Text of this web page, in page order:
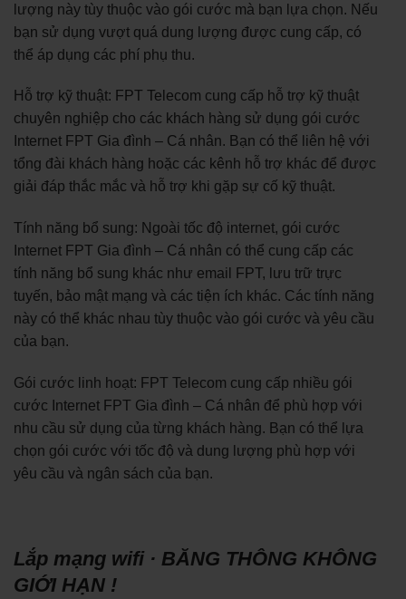
lượng này tùy thuộc vào gói cước mà bạn lựa chọn. Nếu
bạn sử dụng vượt quá dung lượng được cung cấp, có
thể áp dụng các phí phụ thu.
Hỗ trợ kỹ thuật: FPT Telecom cung cấp hỗ trợ kỹ thuật
chuyên nghiệp cho các khách hàng sử dụng gói cước
Internet FPT Gia đình – Cá nhân. Bạn có thể liên hệ với
tổng đài khách hàng hoặc các kênh hỗ trợ khác để được
giải đáp thắc mắc và hỗ trợ khi gặp sự cố kỹ thuật.
Tính năng bổ sung: Ngoài tốc độ internet, gói cước
Internet FPT Gia đình – Cá nhân có thể cung cấp các
tính năng bổ sung khác như email FPT, lưu trữ trực
tuyến, bảo mật mạng và các tiện ích khác. Các tính năng
này có thể khác nhau tùy thuộc vào gói cước và yêu cầu
của bạn.
Gói cước linh hoạt: FPT Telecom cung cấp nhiều gói
cước Internet FPT Gia đình – Cá nhân để phù hợp với
nhu cầu sử dụng của từng khách hàng. Bạn có thể lựa
chọn gói cước với tốc độ và dung lượng phù hợp với
yêu cầu và ngân sách của bạn.
Lắp mạng wifi · BĂNG THÔNG KHÔNG
GIỚI HẠN !